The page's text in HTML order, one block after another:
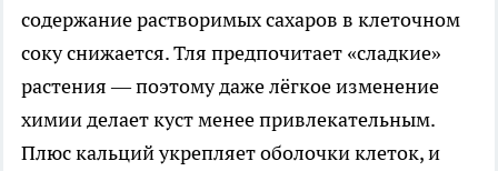
содержание растворимых сахаров в клеточном
соку снижается. Тля предпочитает «сладкие»
растения — поэтому даже лёгкое изменение
химии делает куст менее привлекательным.
Плюс кальций укрепляет оболочки клеток, и